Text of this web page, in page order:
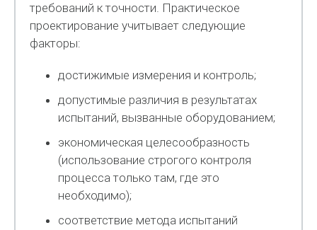
требований к точности. Практическое
проектирование учитывает следующие
факторы:
достижимые измерения и контроль;
допустимые различия в результатах
испытаний, вызванные оборудованием;
экономическая целесообразность
(использование строгого контроля
процесса только там, где это
необходимо);
соответствие метода испытаний